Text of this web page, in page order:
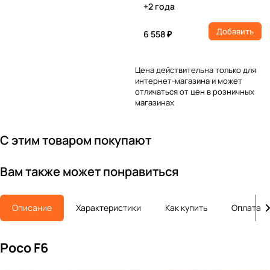
+2 года
6 558 ₽ Добавить
Цена действительна только для
интернет-магазина и может
отличаться от цен в розничных
магазинах
С этим товаром покупают
Вам также может понравиться
Описание Характеристики Как купить Оплата
Poco F6